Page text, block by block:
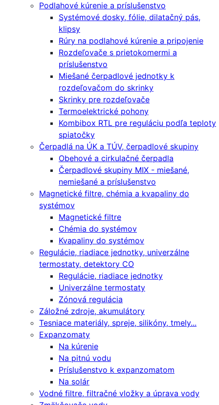
Podlahové kúrenie a príslušenstvo
Systémové dosky, fólie, dilatačný pás,
klipsy
Rúry na podlahové kúrenie a pripojenie
Rozdeľovače s prietokomermi a
príslušenstvo
Miešané čerpadlové jednotky k
rozdeľovačom do skrinky
Skrinky pre rozdeľovače
Termoelektrické pohony
Kombibox RTL pre reguláciu podľa teploty
spiatočky
Čerpadlá na ÚK a TÚV, čerpadlové skupiny
Obehové a cirkulačné čerpadla
Čerpadlové skupiny MIX - miešané,
nemiešané a príslušenstvo
Magnetické filtre, chémia a kvapaliny do
systémov
Magnetické filtre
Chémia do systémov
Kvapaliny do systémov
Regulácie, riadiace jednotky, univerzálne
termostaty, detektory CO
Regulácie, riadiace jednotky
Univerzálne termostaty
Zónová regulácia
Záložné zdroje, akumulátory
Tesniace materiály, spreje, silikóny, tmely...
Expanzomaty
Na kúrenie
Na pitnú vodu
Príslušenstvo k expanzomatom
Na solár
Vodné filtre, filtračné vložky a úprava vody